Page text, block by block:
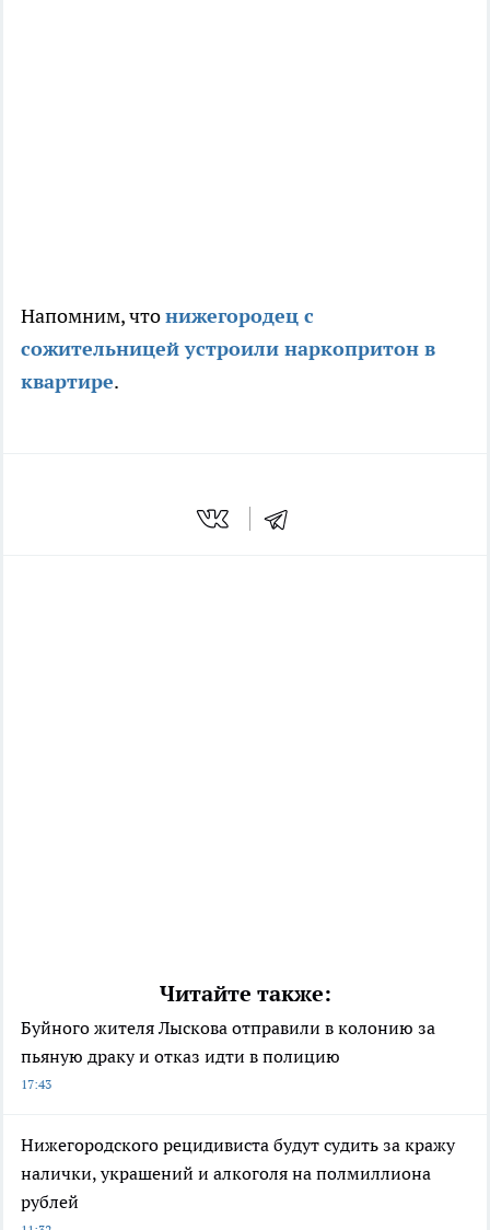
Напомним, чтонижегородец с
сожительницей устроили наркопритон в
квартире.
Читайте также:
Буйного жителя Лыскова отправили в колонию за
пьяную драку и отказ идти в полицию
17:43
Нижегородского рецидивиста будут судить за кражу
налички, украшений и алкоголя на полмиллиона
рублей